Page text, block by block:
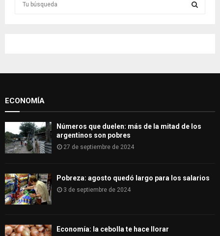
o
H
ECONOMÍA
Números que duelen: más de la mitad de los
argentinos son pobres
27 de septiembre de 2024
Pobreza: agosto quedó largo para los salarios
3 de septiembre de 2024
Economía: la cebolla te hace llorar